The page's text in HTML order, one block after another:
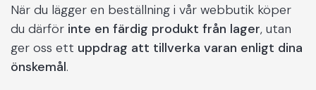
När du lägger en beställning i vår webbutik köper
du därför inte en färdig produkt från lager, utan
ger oss ett uppdrag att tillverka varan enligt dina
önskemål.